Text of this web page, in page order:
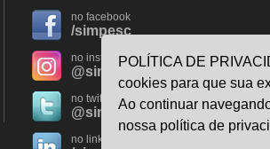
no facebook
/simpesc
no instagram
@simpescplasticos
no twitter
@simpesc
no linkedin
POLÍTICA DE
cookies para que sua
Ao continuar
nossa política de